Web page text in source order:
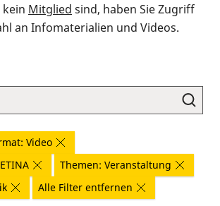
kein Mitglied sind, haben Sie Zugriff
an Infomaterialien und Videos.
Video
Themen: Veranstaltung
Alle Filter entfernen